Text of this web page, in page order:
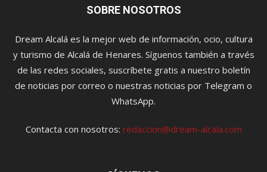
SOBRE NOSOTROS
Dream Alcalá es la mejor web de información, ocio, cultura
y turismo de Alcalá de Henares. Síguenos también a través
de las redes sociales, suscríbete gratis a nuestro boletín
de noticias por correo o nuestras noticias por Telegram o
WhatsApp.
Contacta con nosotros: redaccion@dream-alcala.com